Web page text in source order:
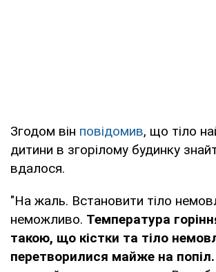
Згодом він повідомив, що тіло
дитини в згорілому будинку
вдалося.
"На жаль. Встановити тіло
неможливо. Температура
такою, що кістки та тіло
перетворилися майже на попіл.